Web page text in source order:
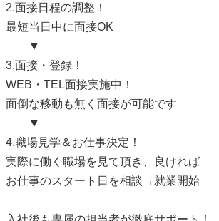
2.面接日程の調整！
最短当日中に面接OK
▼
3.面接・登録！
WEB・TEL面接実施中！
面倒な移動も無く面接が可能です
▼
4.職場見学＆お仕事決定！
実際に働く職場を見て頂き、良ければ
お仕事のスタート日を相談→就業開始